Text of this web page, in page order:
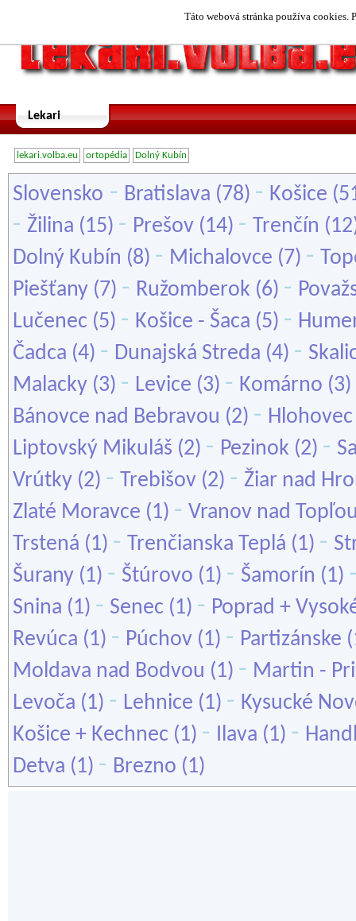
Táto webová stránka používa cookies.
Lekari
lekari.volba.eu ortopédia Dolný Kubín
Slovensko - Bratislava (78) - Košice
- Žilina (15) - Prešov (14) - Trenčín
Dolný Kubín (8) - Michalovce (7) -
Piešťany (7) - Ružomberok (6) -
Lučenec (5) - Košice - Šaca (5) -
Čadca (4) - Dunajská Streda (4) -
Malacky (3) - Levice (3) - Komárno (3)
Bánovce nad Bebravou (2) - Hlohovec
Liptovský Mikuláš (2) - Pezinok (2) -
Vrútky (2) - Trebišov (2) - Žiar nad
Zlaté Moravce (1) - Vranov nad
Trstená (1) - Trenčianska Teplá (1) -
Šurany (1) - Štúrovo (1) - Šamorín (1)
Snina (1) - Senec (1) - Poprad +
Revúca (1) - Púchov (1) - Partizánske
Moldava nad Bodvou (1) - Martin -
Levoča (1) - Lehnice (1) - Kysucké
Košice + Kechnec (1) - Ilava (1) -
Detva (1) - Brezno (1)